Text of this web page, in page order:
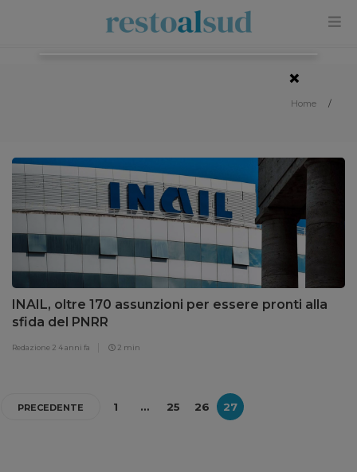
Home /
INAIL, oltre 170 assunzioni per essere pronti alla
sfida del PNRR
Redazione 2 4 anni fa 2 min
PRECEDENTE 1 … 25 26 27
×